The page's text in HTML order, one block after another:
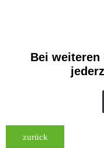
Bei weiteren
zurück